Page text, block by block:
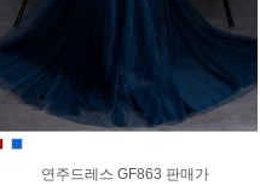
연주드레스 GF863 판매가